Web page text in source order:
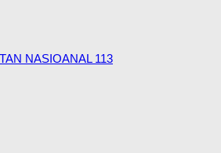
NASIOANAL 113